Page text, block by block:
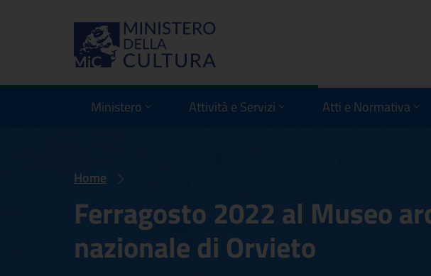
Ministero Attività e Servizi Atti e Normativa
Home
Ferragosto 2022 al Museo
nazionale di Orvieto